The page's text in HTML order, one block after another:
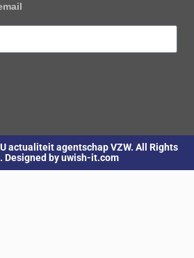
actualiteit agentschap VZW. All Rights
Designed by uwish-it.com